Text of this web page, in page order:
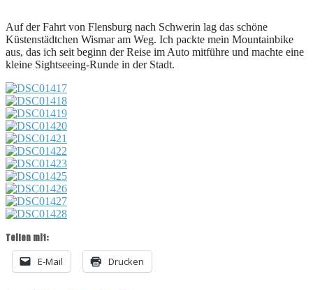
Auf der Fahrt von Flensburg nach Schwerin lag das schöne
Küstenstädtchen Wismar am Weg. Ich packte mein Mountainbike
aus, das ich seit beginn der Reise im Auto mitführe und machte eine
kleine Sightseeing-Runde in der Stadt.
Teilen mit:
E-Mail
Drucken